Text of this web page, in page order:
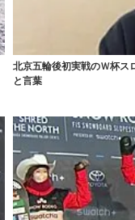
北京五輪後初実戦のＷ杯ス
と言葉